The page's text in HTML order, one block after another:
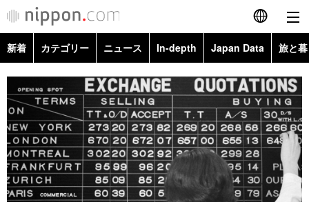
English
简体字
繁體字
Français
Español
カテゴリー
政治・外交
ニュース
新着 カテゴリー ニュース In-depth Japan Data 旅と
政治・外交
経済・ビジネス
国際・海外
社会
Topics
Images
People
東京